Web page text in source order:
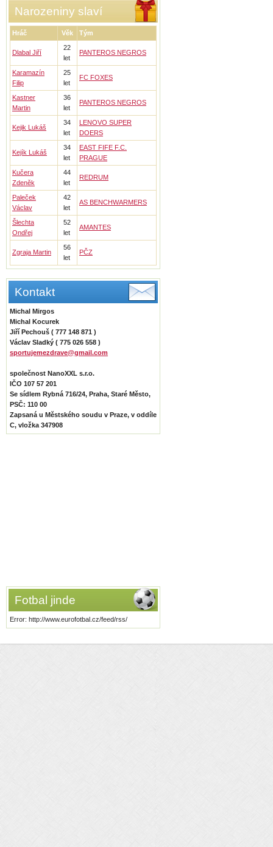
Narozeniny slaví
Hráč Věk Tým
Dlabal Jiří
22
let
PANTEROS NEGROS
Karamazín
Filip
25
let
FC FOXES
Kastner
Martin
36
let
PANTEROS NEGROS
Kejik Lukáš
34
let
LENOVO SUPER
DOERS
Kejík Lukáš
34
let
EAST FIFE F.C.
PRAGUE
Kučera
Zdeněk
44
let
REDRUM
Paleček
Václav
42
let
AS BENCHWARMERS
Šlechta
Ondřej
52
let
AMANTES
Zgraja Martin
56
let
PČZ
Kontakt
Michal Mirgos
Michal Kocurek
Jiří Pechouš ( 777 148 871 )
Václav Sladký ( 775 026 558 )
sportujemezdrave@gmail.com
společnost NanoXXL s.r.o.
IČO 107 57 201
Se sídlem Rybná 716/24, Praha, Staré Město,
PSČ: 110 00
Zapsaná u Městského soudu v Praze, v oddíle
C, vložka 347908
Fotbal jinde
Error: http://www.eurofotbal.cz/feed/rss/